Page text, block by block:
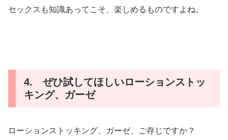
セックスも知識あってこそ、楽しめるものですよね。
4. ぜひ試してほしいローションストッ
キング、ガーゼ
ローションストッキング、ガーゼ、ご存じですか？